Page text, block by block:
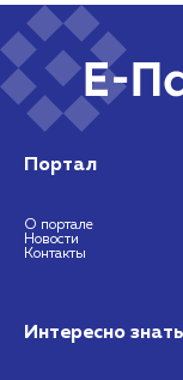
Портал
О портале
Новости
Контакты
Интересно знать